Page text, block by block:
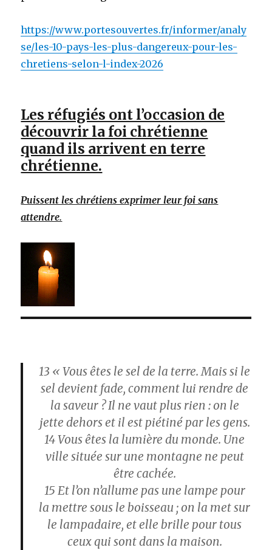
https://www.portesouvertes.fr/informer/analy
se/les-10-pays-les-plus-dangereux-pour-les-
chretiens-selon-l-index-2026
Les réfugiés ont l’occasion de
découvrir la foi chrétienne
quand ils arrivent en terre
chrétienne.
Puissent les chrétiens exprimer leur foi sans
attendre.
13 « Vous êtes le sel de la terre. Mais si le
sel devient fade, comment lui rendre de
la saveur ? Il ne vaut plus rien : on le
jette dehors et il est piétiné par les gens.
14Vous êtes la lumière du monde. Une
ville située sur une montagne ne peut
être cachée.
15 Et l’on n’allume pas une lampe pour
la mettre sous le boisseau ; on la met sur
le lampadaire, et elle brille pour tous
ceux qui sont dans la maison.